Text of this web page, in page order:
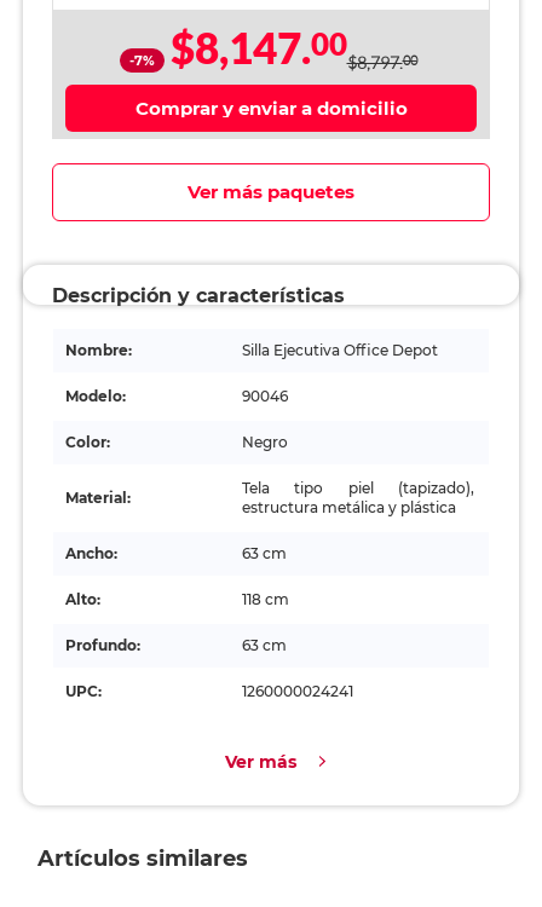
-7% $8,147.00$8,797.00
Comprar y enviar a domicilio
Ver más paquetes
Descripción y características
Nombre: Silla Ejecutiva Office Depot
Modelo: 90046
Color: Negro
Material:
Tela tipo piel (tapizado),
estructura metálica y plástica
Ancho: 63 cm
Alto: 118 cm
Profundo: 63 cm
UPC: 1260000024241
Ver más
Artículos similares